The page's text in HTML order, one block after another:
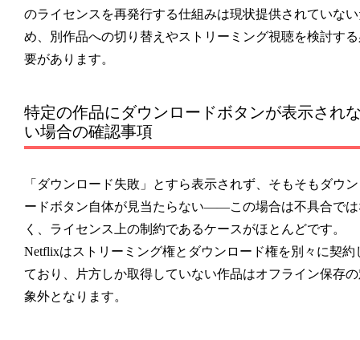
のライセンスを再発行する仕組みは現状提供されていな
め、別作品への切り替えやストリーミング視聴を検討す
要があります。
特定の作品にダウンロードボタンが表示され
い場合の確認事項
「ダウンロード失敗」とすら表示されず、そもそもダウ
ードボタン自体が見当たらない——この場合は不具合では
く、ライセンス上の制約であるケースがほとんどです。
Netflixはストリーミング権とダウンロード権を別々に契約
ており、片方しか取得していない作品はオフライン保存
象外となります。